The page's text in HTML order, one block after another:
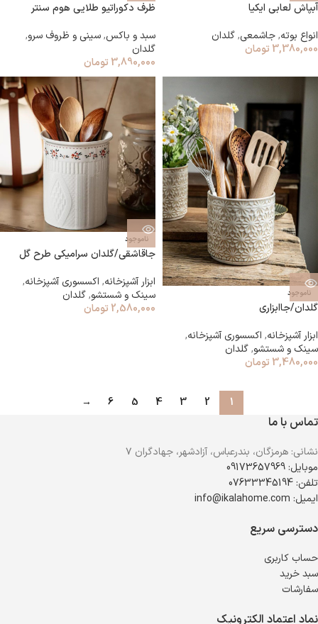
آبپاش لعابی ایکیا
انواع بوته,جاشمعی,گلدان
3,380,000 تومان
ظرف دکوراتیو طلایی هوم سنتر
سبد و باکس,سینی و ظروف سرو,
گلدان
3,890,000 تومان
ناموجود
گلدان/جاابزاری
ابزار آشپزخانه, اکسسوری آشپزخانه,
سینک و شستشو,گلدان
3,480,000 تومان
ناموجود
جاقاشقی/گلدان سرامیکی طرح گل
ابزار آشپزخانه, اکسسوری آشپزخانه,
سینک و شستشو,گلدان
2,580,000 تومان
1
2
3
4
5
6
→
تماس با ما
نشانی: هرمزگان، بندرعباس، آزادشهر، جهادگران ۷
موبایل: 09173657969
تلفن: 07633345194
ایمیل: info@ikalahome.com
دسترسی سریع
حساب کاربری
سبد خرید
سفارشات
نماد اعتماد الکترونیک